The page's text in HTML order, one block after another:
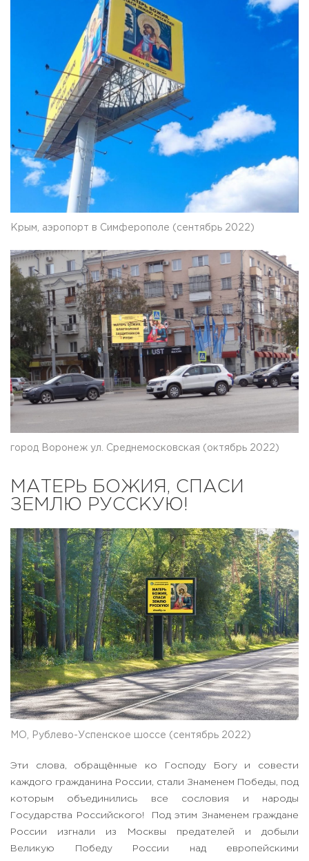
Крым, аэропорт в Симферополе (сентябрь 2022)
город Воронеж ул. Среднемосковская (октябрь 2022)
МАТЕРЬ БОЖИЯ, СПАСИ
ЗЕМЛЮ РУССКУЮ!
МО, Рублево-Успенское шоссе (сентябрь 2022)
Эти слова, обращённые ко Господу Богу и совести
каждого гражданина России, стали Знаменем Победы, под
которым объединились все сословия и народы
Государства Российского! Под этим Знаменем граждане
России изгнали из Москвы предателей и добыли
Великую Победу России над европейскими